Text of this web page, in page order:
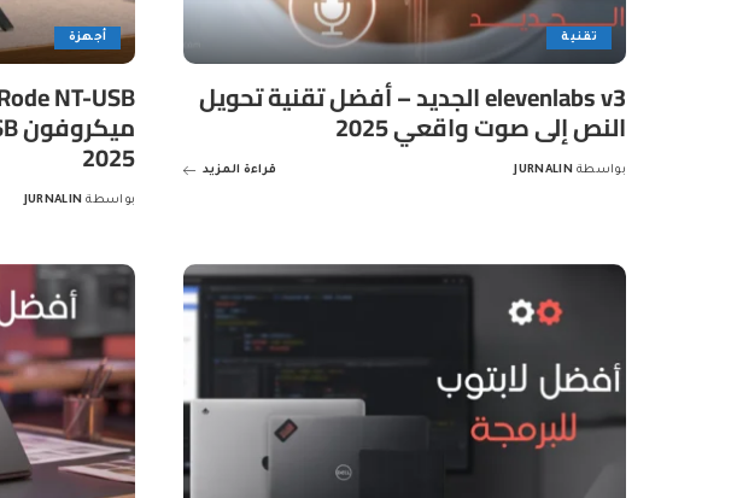
تقنية
elevenlabs v3 الجديد – أفضل تقنية تحويل
النص إلى صوت واقعي 2025
Posted
بواسطة JURNALIN قراءة المزيد
أجهزة
2025
Posted
بواسطة JURNALIN